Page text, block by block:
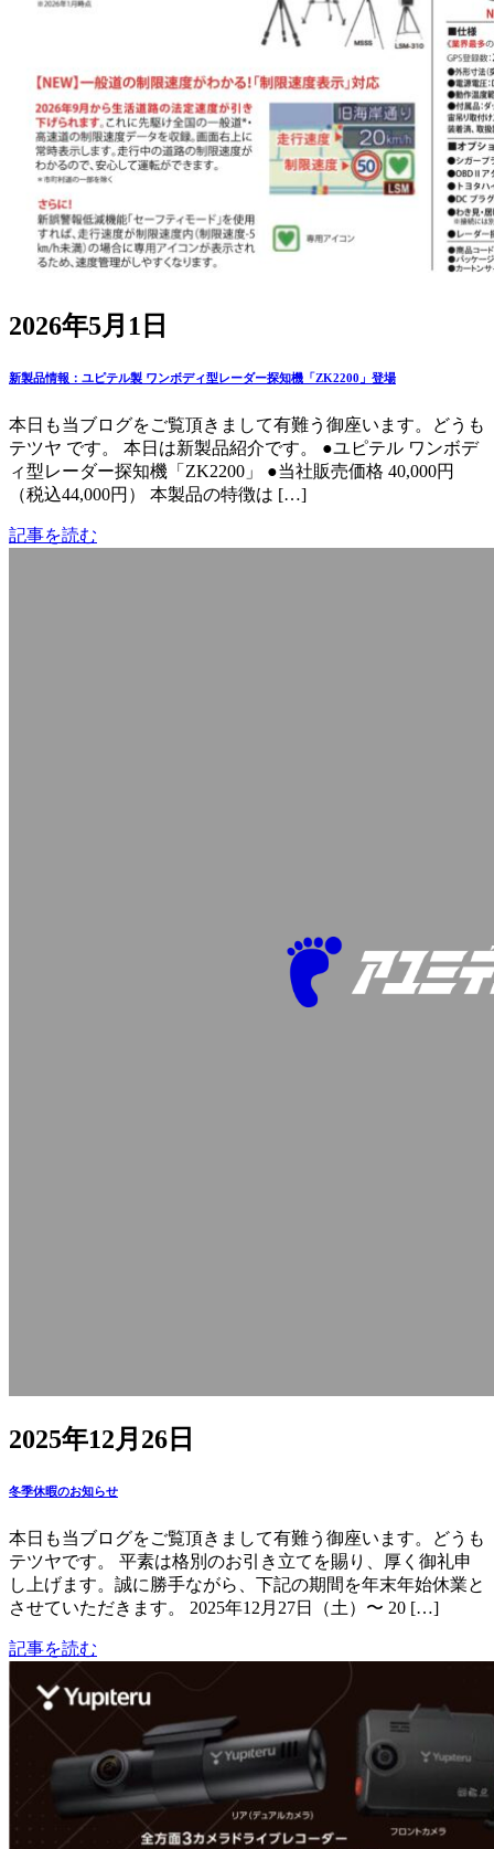
2026年5月1日
新製品情報：ユピテル製 ワンボディ型レーダー探知機「ZK2200」登場
本日も当ブログをご覧頂きまして有難う御座います。どうも
テツヤ です。 本日は新製品紹介です。 ●ユピテル ワンボデ
ィ型レーダー探知機「ZK2200」 ●当社販売価格 40,000円
（税込44,000円） 本製品の特徴は […]
記事を読む
2025年12月26日
冬季休暇のお知らせ
本日も当ブログをご覧頂きまして有難う御座います。どうも
テツヤです。 平素は格別のお引き立てを賜り、厚く御礼申
し上げます。誠に勝手ながら、下記の期間を年末年始休業と
させていただきます。 2025年12月27日（土）〜 20 […]
記事を読む